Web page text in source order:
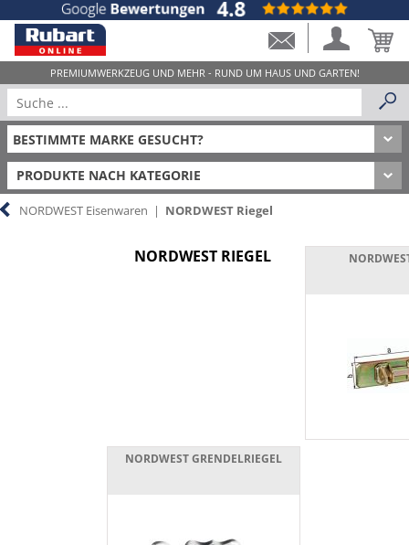
PRODUKTE NACH KATEGORIE
NORDWEST Eisenwaren | NORDWEST Riegel
NORDWEST RIEGEL
NORDWEST GRENDELRIEGEL